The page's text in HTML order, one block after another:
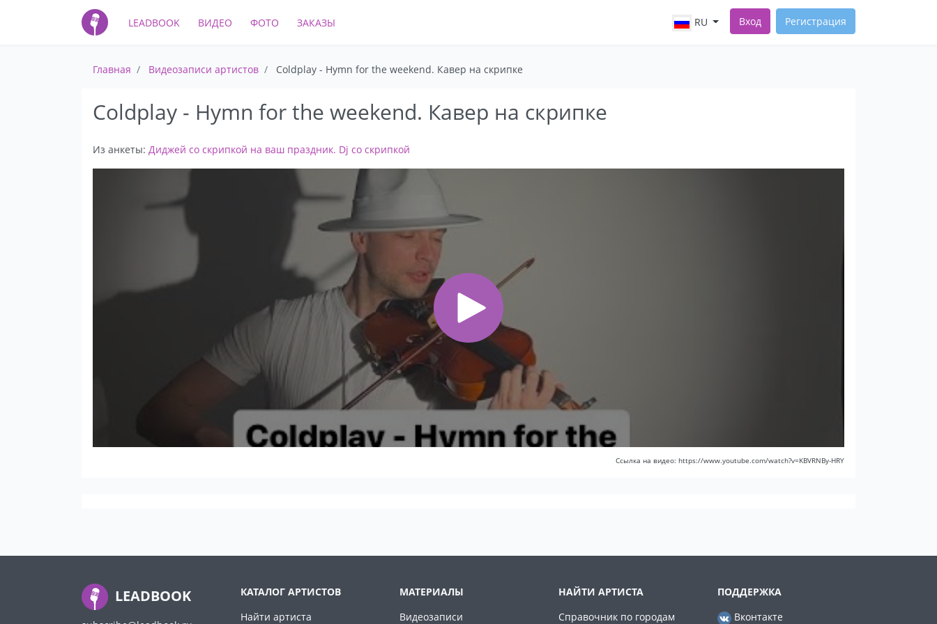
LEADBOOK ВИДЕО ФОТО ЗАКАЗЫ RU Вход Регистрация
Главная Видеозаписи артистов Coldplay - Hymn for the weekend. Кавер на скрипке
Coldplay - Hymn for the weekend. Кавер на скрипке
Из анкеты: Диджей со скрипкой на ваш праздник. Dj со скрипкой
Ссылка на видео: https://www.youtube.com/watch?v=KBVRNBy-HRY
LEADBOOK
КАТАЛОГ АРТИСТОВ
Найти артиста
МАТЕРИАЛЫ
Видеозаписи
НАЙТИ АРТИСТА
Справочник по городам
ПОДДЕРЖКА
Вконтакте